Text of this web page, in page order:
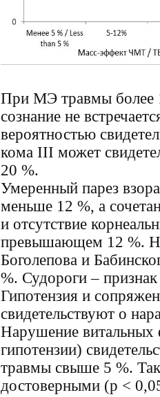
При МЭ травмы более
сознание не
вероятностью
кома III может
20 %.
Умеренный парез
меньше 12 %, а
и отсутствие
превышающем 12 %.
Боголепова и
%. Судороги –
Гипотензия и
свидетельствуют о
Нарушение витальных
гипотензии)
травмы свыше 5 %.
достоверными (р <